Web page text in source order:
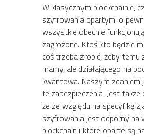
W klasycznym blockchainie,
szyfrowania opartymi o
wszystkie obecnie
zagrożone. Ktoś kto będzie
coś trzeba zrobić, żeby
mamy, ale działającego na
kwantowa. Naszym
te zabezpieczenia. Jest
że ze względu na specyfikę
szyfrowania jest odporny na
blockchain i które oparte są